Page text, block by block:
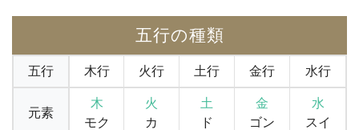
五行の種類
五行 木行 火行 土行 金行 水行
元素
木
モク
火
カ
土
ド
金
ゴン
水
スイ